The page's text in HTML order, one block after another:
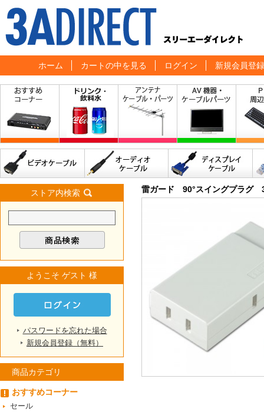
ホーム カートの中を見る ログイン 新規会員登録
ストア内検索
ようこそ ゲスト 様
パスワードを忘れた場合
新規会員登録（無料）
商品カテゴリ
おすすめコーナー
セール
雷ガード 90°スイングプラ